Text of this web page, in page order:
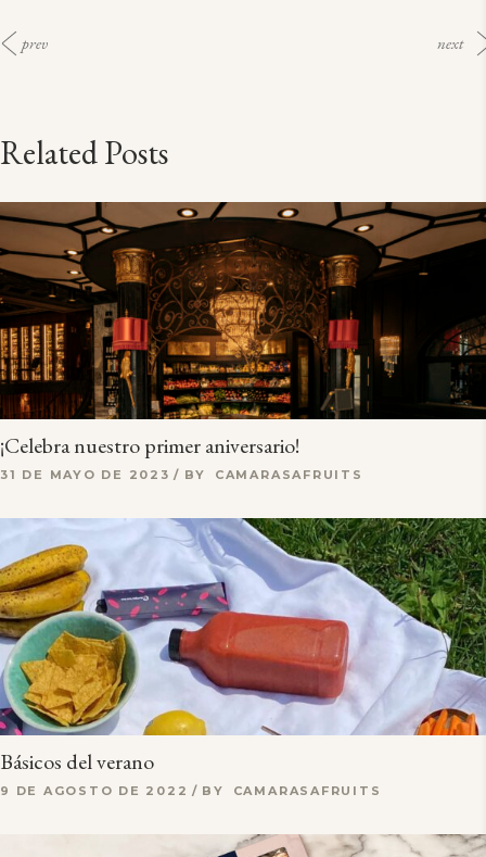
prev next
Related Posts
¡Celebra nuestro primer aniversario!
31 DE MAYO DE 2023 BY CAMARASAFRUITS
Básicos del verano
9 DE AGOSTO DE 2022 BY CAMARASAFRUITS